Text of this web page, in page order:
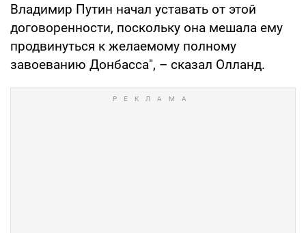
Владимир Путин начал уставать от этой
договоренности, поскольку она мешала ему
продвинуться к желаемому полному
завоеванию Донбасса", – сказал Олланд.